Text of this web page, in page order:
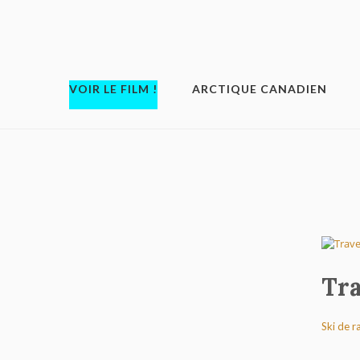
VOIR LE FILM ! ARCTIQUE CANADIEN
Ski de